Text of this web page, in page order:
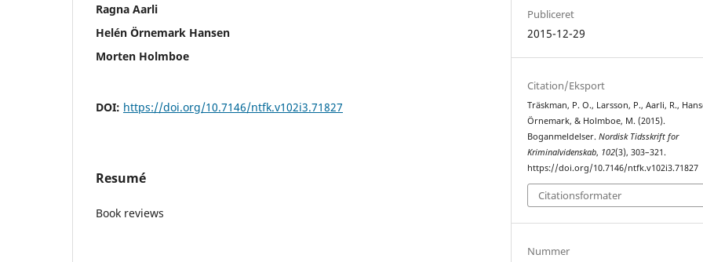
Ragna Aarli
Helén Örnemark Hansen
Morten Holmboe
DOI: https://doi.org/10.7146/ntfk.v102i3.71827
Resumé
Book reviews
Publiceret
2015-12-29
Citation/Eksport
Träskman, P. O., Larsson, P., Aarli, R.,
Örnemark, & Holmboe, M. (2015).
Boganmeldelser.Nordisk Tidsskrift for
Kriminalvidenskab, 102(3), 303–321.
https://doi.org/10.7146/ntfk.v102i3.71827
Citationsformater
Nummer